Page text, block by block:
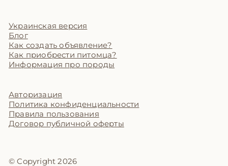
Украинская версия
Блог
Как создать объявление?
Как приобрести питомца?
Информация про породы
Авторизация
Политика конфиденциальности
Правила пользования
Договор публичной оферты
© Copyright 2026